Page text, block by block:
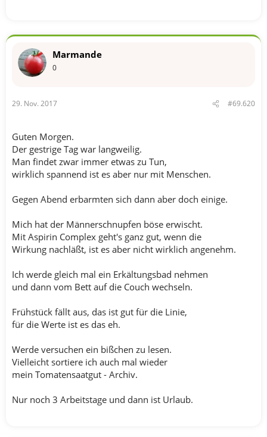
Marmande
0
29. Nov. 2017 #69.620
Guten Morgen.
Der gestrige Tag war langweilig.
Man findet zwar immer etwas zu Tun,
wirklich spannend ist es aber nur mit Menschen.
Gegen Abend erbarmten sich dann aber doch einige.
Mich hat der Männerschnupfen böse erwischt.
Mit Aspirin Complex geht's ganz gut, wenn die
Wirkung nachläßt, ist es aber nicht wirklich angenehm.
Ich werde gleich mal ein Erkältungsbad nehmen
und dann vom Bett auf die Couch wechseln.
Frühstück fällt aus, das ist gut für die Linie,
für die Werte ist es das eh.
Werde versuchen ein bißchen zu lesen.
Vielleicht sortiere ich auch mal wieder
mein Tomatensaatgut - Archiv.
Nur noch 3 Arbeitstage und dann ist Urlaub.